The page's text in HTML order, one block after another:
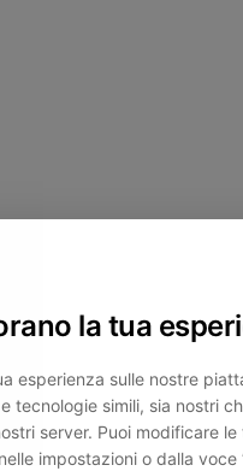
la tua
esperienza sulle nostre
tecnologie simili, sia nostri
server. Puoi modificare
impostazioni o dalla